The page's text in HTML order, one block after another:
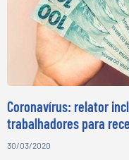
Coronavírus: relator
trabalhadores para
30/03/2020